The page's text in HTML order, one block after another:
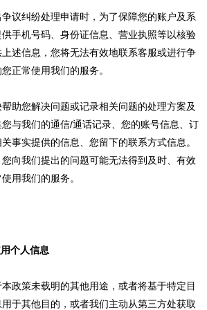
议纠纷处理申请时，为了保障您的账户及系
手机号码、身份证信息、营业执照等以核验
述信息，您将无法有效地联系客服或进行争
正常使用我们的服务。
助您解决问题或记录相关问题的处理方案及
与我们的通信/通话记录、您的账号信息、订
事实提供的信息、您留下的联系方式信息。
向我们提出的问题可能无法得到及时、有效
用我们的服务。
个人信息
政策未载明的其他用途，或者将基于特定目
于其他目的，或者我们主动从第三方处获取